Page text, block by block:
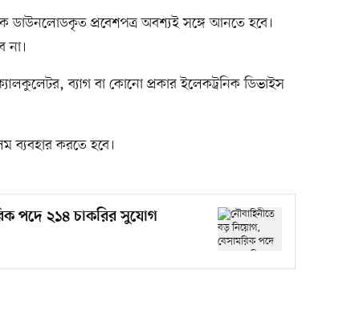
ডাউনলোডকৃত প্রবেশপত্র অবশ্যই সঙ্গে আনতে হবে।
না।
ব্যাগ বা কোনো প্রকার ইলেকট্রনিক ডিভাইস
ব্যবহার করতে হবে।
পদে ২১৪ চাকরির সুযোগ